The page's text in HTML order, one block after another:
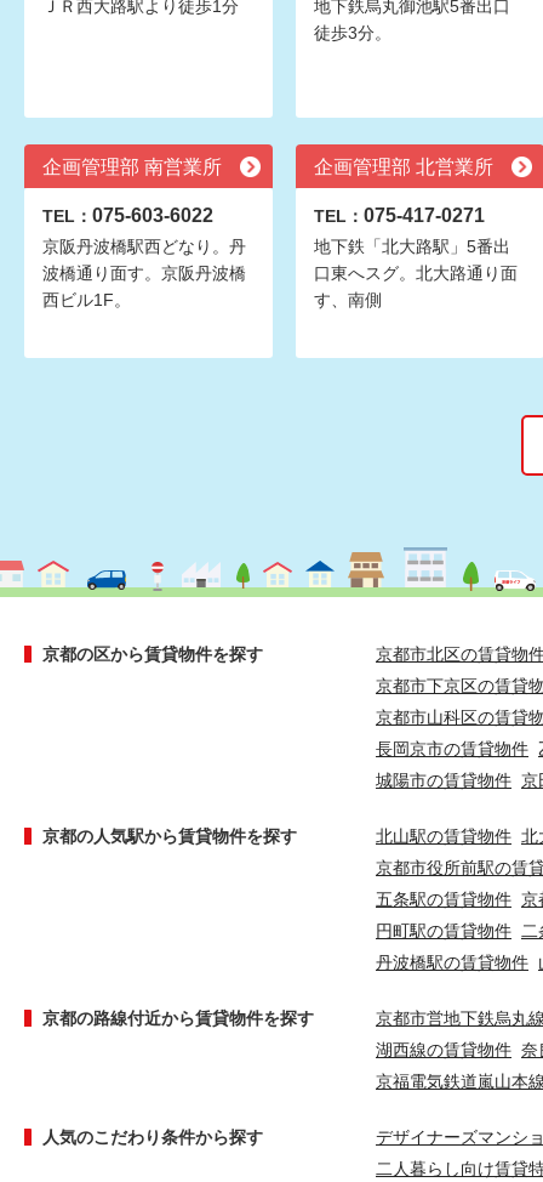
ＪＲ西大路駅より徒歩1分
地下鉄烏丸御池駅5番出口
徒歩3分。
企画管理部 南営業所
TEL： 075-603-6022
京阪丹波橋駅西どなり。丹
波橋通り面す。京阪丹波橋
西ビル1F。
企画管理部 北営業所
TEL： 075-417-0271
地下鉄「北大路駅」5番出
口東へスグ。北大路通り面
す、南側
京都の区から賃貸物件を探す
京都市北区の賃貸物
京都市下京区の賃貸
京都市山科区の賃貸
長岡京市の賃貸物件
城陽市の賃貸物件 京
京都の人気駅から賃貸物件を探す 北山駅の賃貸物件 北
京都市役所前駅の賃
五条駅の賃貸物件 京
円町駅の賃貸物件
丹波橋駅の賃貸物件
京都の路線付近から賃貸物件を探す
京都市営地下鉄烏丸
湖西線の賃貸物件 奈
京福電気鉄道嵐山本
人気のこだわり条件から探す
デザイナーズマンシ
二人暮らし向け賃貸